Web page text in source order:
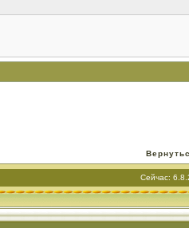
Сейчас: